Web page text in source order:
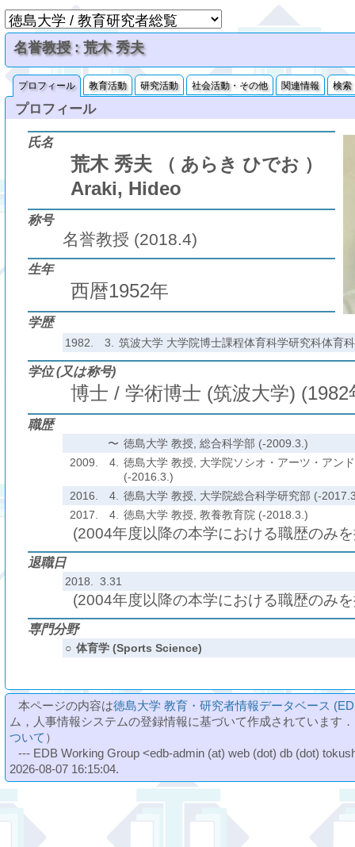
名誉教授 : 荒木 秀夫
プロフィール 教育活動 研究活動 社会活動・その他 関連情報 検索
プロフィール
氏名
荒木 秀夫 （ あらき ひでお ）
Araki, Hideo
称号
名誉教授 (2018.4)
生年
西暦1952年
学歴
1982. 3. 筑波大学 大学院博士課程体育科学研究科体育
学位 (又は称号)
博士 / 学術博士 (筑波大学) (1982
職歴
〜 徳島大学 教授, 総合科学部 (-2009.3.)
2009.
4.
徳島大学 教授, 大学院ソシオ・アーツ・アン
(-2016.3.)
2016.
4.
徳島大学 教授, 大学院総合科学研究部 (-
2017.
4. 徳島大学 教授, 教養教育院 (-2018.3.)
(2004年度以降の本学における職歴のみ
退職日
2018. 3.31
(2004年度以降の本学における職歴のみ
専門分野
○ 体育学 (Sports Science)
本ページの内容は徳島大学 教育・研究者情報データベース
ム，人事情報システムの登録情報に基づいて作成されています
ついて ）
--- EDB Working Group <edb-admin (at) web (dot) db (dot)
2026-08-07 16:15:04.